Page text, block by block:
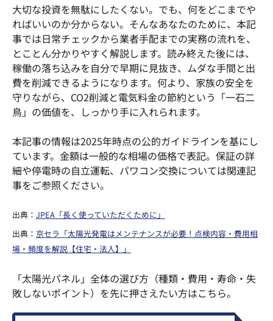
k
大切な投資を無駄にしたくない。でも、何をどこまでや
ればいいのか分からない。そんなあなたのために、本記
事では日常チェックから業者手配までの実務の流れを、
とことん分かりやすく解説します。読み終えた後には、
稼働の落ち込みを自分で早期に見抜き、ムダな手間と出
費を削減できるようになります。何より、家族の安全を
守りながら、CO2削減と電気料金の節約という「一石二
鳥」の価値を、しっかり手に入れられます。
本記事の情報は2025年時点の公的ガイドラインを基にし
ています。金額は一般的な相場の価格で表記。保証の詳
細や停電時の自立運転、パワコン交換については関連記
事をご参照ください。
出典： JPEA「長く使っていただくために」
出典： 京セラ「太陽光発電はメンテナンスが必要！点検内容・費用相
場・頻度を解説【住宅・法人】」
「太陽光パネル」全体の選び方（種類・費用・寿命・失
敗しないポイント）を先に押さえたい方はこちら。